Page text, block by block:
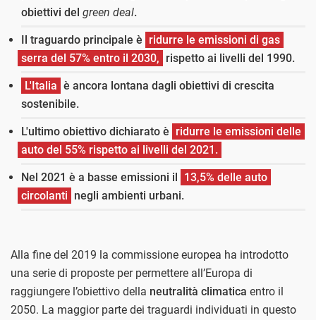
obiettivi del green deal.
Il traguardo principale è ridurre le emissioni di gas
serra del 57% entro il 2030, rispetto ai livelli del 1990.
L'Italia è ancora lontana dagli obiettivi di crescita
sostenibile.
L'ultimo obiettivo dichiarato è ridurre le emissioni delle
auto del 55% rispetto ai livelli del 2021.
Nel 2021 è a basse emissioni il 13,5% delle auto
circolanti negli ambienti urbani.
Alla fine del 2019 la commissione europea ha introdotto
una serie di proposte per permettere all’Europa di
raggiungere l’obiettivo della neutralità climatica entro il
2050. La maggior parte dei traguardi individuati in questo